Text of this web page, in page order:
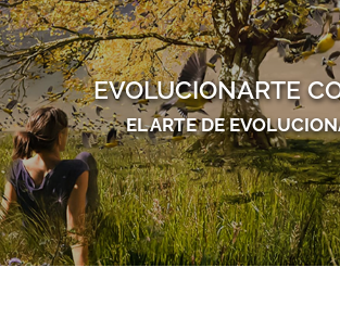
EVOLUCIONARTE
EL ARTE DE